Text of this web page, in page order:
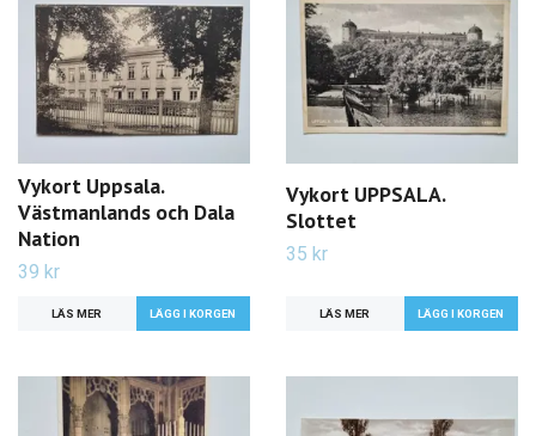
Vykort Uppsala.
Västmanlands och Dala
Nation
39 kr
LÄS MER
Vykort UPPSALA.
Slottet
35 kr
LÄS MER